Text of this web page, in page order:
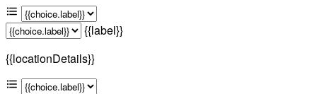
{{label}}
{{locationDetails}}